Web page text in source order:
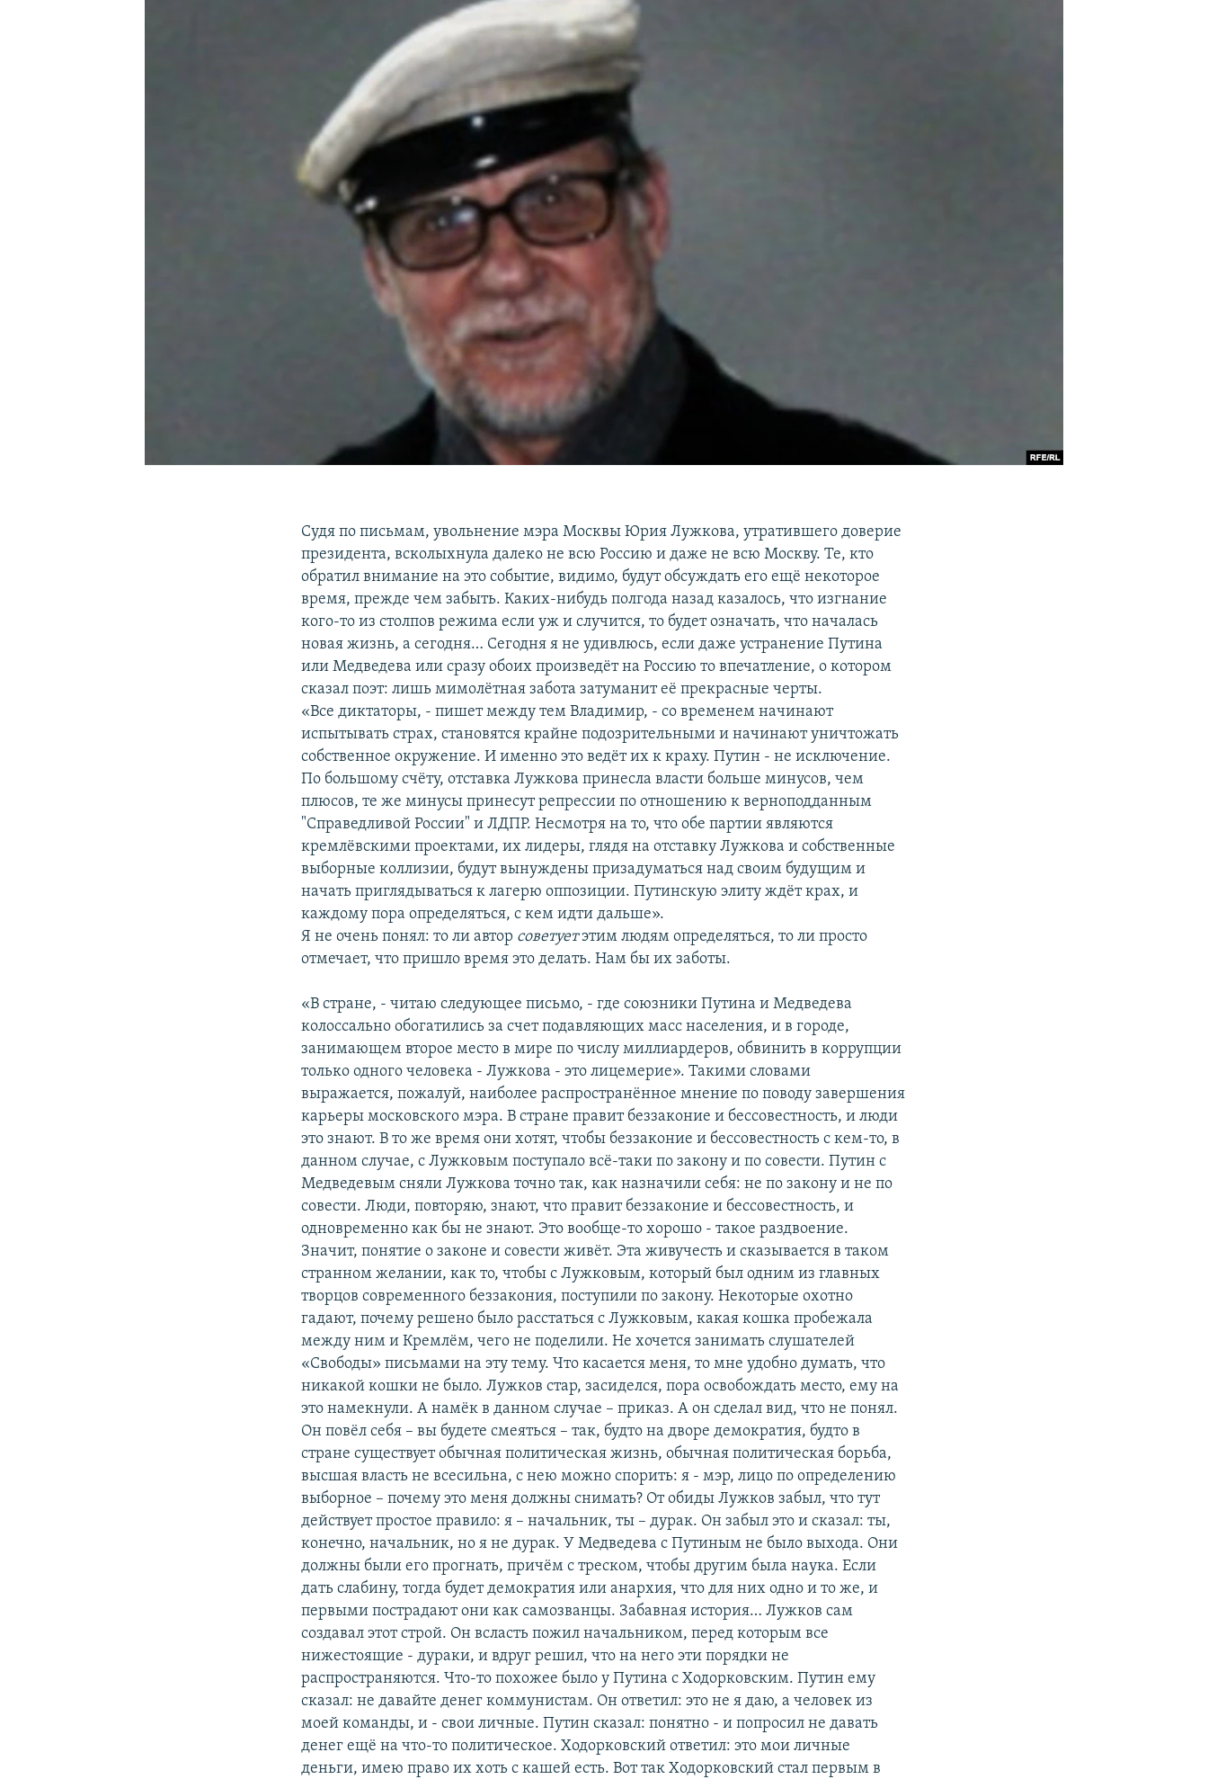
Судя по письмам, увольнение мэра Москвы Юрия Лужкова, утратившего доверие
президента, всколыхнула далеко не всю Россию и даже не всю Москву. Те, кто
обратил внимание на это событие, видимо, будут обсуждать его ещё некоторое
время, прежде чем забыть. Каких-нибудь полгода назад казалось, что изгнание
кого-то из столпов режима если уж и случится, то будет означать, что началась
новая жизнь, а сегодня… Сегодня я не удивлюсь, если даже устранение Путина
или Медведева или сразу обоих произведёт на Россию то впечатление, о котором
сказал поэт: лишь мимолётная забота затуманит её прекрасные черты.
«Все диктаторы, - пишет между тем Владимир, - со временем начинают
испытывать страх, становятся крайне подозрительными и начинают уничтожать
собственное окружение. И именно это ведёт их к краху. Путин - не исключение.
По большому счёту, отставка Лужкова принесла власти больше минусов, чем
плюсов, те же минусы принесут репрессии по отношению к верноподданным
"Справедливой России" и ЛДПР. Несмотря на то, что обе партии являются
кремлёвскими проектами, их лидеры, глядя на отставку Лужкова и собственные
выборные коллизии, будут вынуждены призадуматься над своим будущим и
начать приглядываться к лагерю оппозиции. Путинскую элиту ждёт крах, и
каждому пора определяться, с кем идти дальше».
Я не очень понял: то ли автор советуетэтим людям определяться, то ли просто
отмечает, что пришло время это делать. Нам бы их заботы.
«В стране, - читаю следующее письмо, - где союзники Путина и Медведева
колоссально обогатились за счет подавляющих масс населения, и в городе,
занимающем второе место в мире по числу миллиардеров, обвинить в коррупции
только одного человека - Лужкова - это лицемерие». Такими словами
выражается, пожалуй, наиболее распространённое мнение по поводу завершения
карьеры московского мэра. В стране правит беззаконие и бессовестность, и люди
это знают. В то же время они хотят, чтобы беззаконие и бессовестность с кем-то, в
данном случае, с Лужковым поступало всё-таки по закону и по совести. Путин с
Медведевым сняли Лужкова точно так, как назначили себя: не по закону и не по
совести. Люди, повторяю, знают, что правит беззаконие и бессовестность, и
одновременно как бы не знают. Это вообще-то хорошо - такое раздвоение.
Значит, понятие о законе и совести живёт. Эта живучесть и сказывается в таком
странном желании, как то, чтобы с Лужковым, который был одним из главных
творцов современного беззакония, поступили по закону. Некоторые охотно
гадают, почему решено было расстаться с Лужковым, какая кошка пробежала
между ним и Кремлём, чего не поделили. Не хочется занимать слушателей
«Свободы» письмами на эту тему. Что касается меня, то мне удобно думать, что
никакой кошки не было. Лужков стар, засиделся, пора освобождать место, ему на
это намекнули. А намёк в данном случае – приказ. А он сделал вид, что не понял.
Он повёл себя – вы будете смеяться – так, будто на дворе демократия, будто в
стране существует обычная политическая жизнь, обычная политическая борьба,
высшая власть не всесильна, с нею можно спорить: я - мэр, лицо по определению
выборное – почему это меня должны снимать? От обиды Лужков забыл, что тут
действует простое правило: я – начальник, ты – дурак. Он забыл это и сказал: ты,
конечно, начальник, но я не дурак. У Медведева с Путиным не было выхода. Они
должны были его прогнать, причём с треском, чтобы другим была наука. Если
дать слабину, тогда будет демократия или анархия, что для них одно и то же, и
первыми пострадают они как самозванцы. Забавная история… Лужков сам
создавал этот строй. Он всласть пожил начальником, перед которым все
нижестоящие - дураки, и вдруг решил, что на него эти порядки не
распространяются. Что-то похожее было у Путина с Ходорковским. Путин ему
сказал: не давайте денег коммунистам. Он ответил: это не я даю, а человек из
моей команды, и - свои личные. Путин сказал: понятно - и попросил не давать
денег ещё на что-то политическое. Ходорковский ответил: это мои личные
деньги, имею право их хоть с кашей есть. Вот так Ходорковский стал первым в